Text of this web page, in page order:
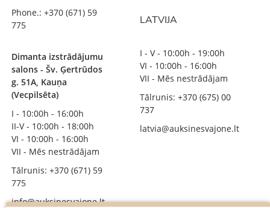
Phone.: +370 (671) 59
775
Dimanta izstrādājumu
salons - Šv. Ģertrūdos
g. 51A, Kauņa
(Vecpilsēta)
I - 10:00h - 16:00h
II-V - 10:00h - 18:00h
VI - 10:00h - 16:00h
VII - Mēs nestrādājam
Tālrunis: +370 (671) 59
775
info@auksinesvajone.lt
LATVIJA
I - V - 10:00h - 19:00h
VI - 10:00h - 16:00h
VII - Mēs nestrādājam
Tālrunis: +370 (675) 00
737
latvia@auksinesvajone.lt